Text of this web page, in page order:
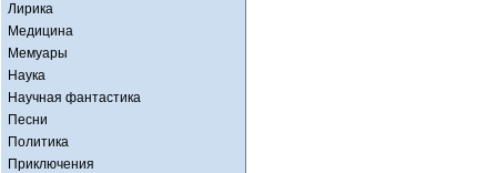
Лирика
Медицина
Мемуары
Наука
Научная фантастика
Песни
Политика
Приключения